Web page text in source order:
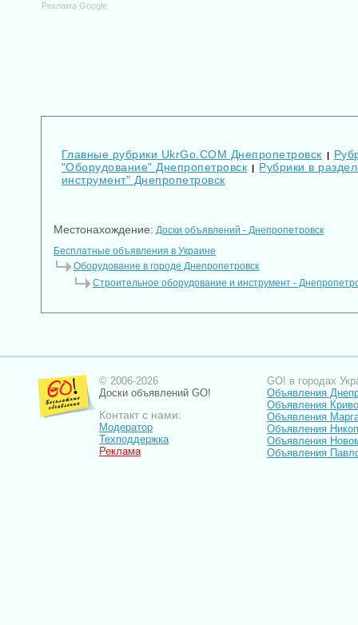
Реклама Google
Главные рубрики UkrGo.COM Днепропетровск
"Оборудование" Днепропетровск
Рубрики в
инструмент" Днепропетровск
Местонахождение: Доски объявлений - Днепропетровск
Бесплатные объявления в Украине
Оборудование в городе Днепропетровск
Строительное оборудование и инструмент -
© 2006-2026
Доски объявлений GO!
Контакт с нами:
Модератор
Техподдержка
Реклама
GO! в городах
Объявления
Объявления
Объявления
Объявления
Объявления
Объявления